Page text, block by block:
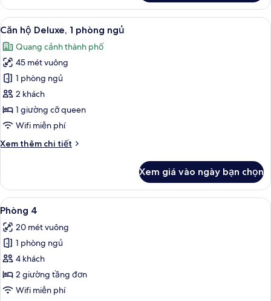
phố
Studio
dành
cho
đình,
quang
cảnh
thành
phố
Xem
tất
cả
ảnh
Căn
hộ
Deluxe,
1
ngủ
Căn hộ Deluxe, 1 phòng ngủ |
7
Căn hộ Deluxe, 1 phòng ngủ
Quang cảnh thành phố
45 mét vuông
1 phòng ngủ
2 khách
1 giường cỡ queen
Wifi miễn phí
Xem thêm chi tiết
Chi
Căn
hộ
Deluxe,
phòng
ngủ
Xem giá vào ngày bạn chọn
Xem
tất
cả
ảnh
Phòng
4
Màn/rèm cản sáng, truy cập
4
Phòng 4
20 mét vuông
1 phòng ngủ
4 khách
2 giường tầng đơn
Wifi miễn phí